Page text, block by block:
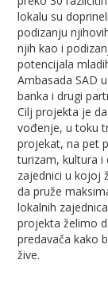
lokalu su
podizanju
njih kao i
potencijala
Ambasada SAD
banka i drugi
Cilj projekta je
vođenje, u toku
projekat, na pet
turizam, kultura
zajednici u kojoj
da pruže
lokalnih
projekta želimo
predavača kako
žive.